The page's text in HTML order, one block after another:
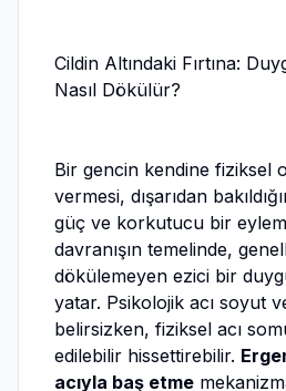
Cildin Altındaki Fırtına:
Nasıl Dökülür?
Bir gencin kendine fiziksel
vermesi, dışarıdan
güç ve korkutucu bir
davranışın temelinde,
dökülemeyen ezici bir
yatar. Psikolojik acı soyut
belirsizken, fiziksel acı
edilebilir hissettirebilir.
acıyla baş etme